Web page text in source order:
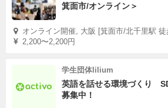
箕面市/オンライン＞
オンライン開催, 大阪 [箕面市/北千里駅 徒
2,200〜2,200円
学生団体lilium
英語を話せる環境づくり
募集中！